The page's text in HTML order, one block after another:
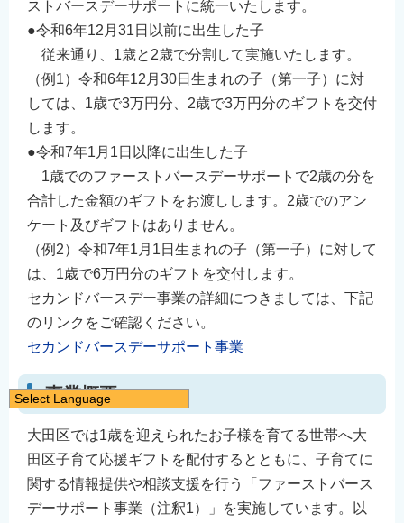
ストバースデーサポートに統一いたします。
●令和6年12月31日以前に出生した子
従来通り、1歳と2歳で分割して実施いたします。
（例1）令和6年12月30日生まれの子（第一子）に対
しては、1歳で3万円分、2歳で3万円分のギフトを交付
します。
●令和7年1月1日以降に出生した子
1歳でのファーストバースデーサポートで2歳の分を
合計した金額のギフトをお渡しします。2歳でのアン
ケート及びギフトはありません。
（例2）令和7年1月1日生まれの子（第一子）に対して
は、1歳で6万円分のギフトを交付します。
セカンドバースデー事業の詳細につきましては、下記
のリンクをご確認ください。
セカンドバースデーサポート事業
事業概要
大田区では1歳を迎えられたお子様を育てる世帯へ大
田区子育て応援ギフトを配付するとともに、子育てに
関する情報提供や相談支援を行う「ファーストバース
デーサポート事業（注釈1）」を実施しています。以
Select Language
English
简体中文
繁體中文